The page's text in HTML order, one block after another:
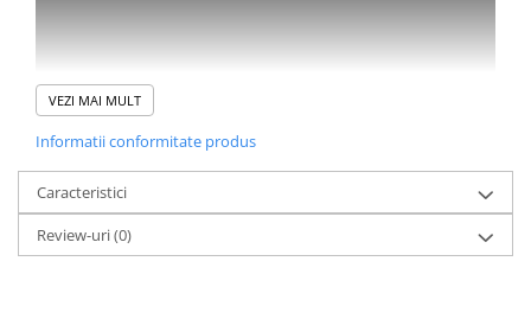
VEZI MAI MULT
Informatii conformitate produs
Caracteristici
Review-uri(0)